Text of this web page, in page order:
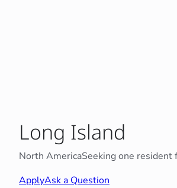
Long Island
North AmericaSeeking one resident
ApplyAsk a Question